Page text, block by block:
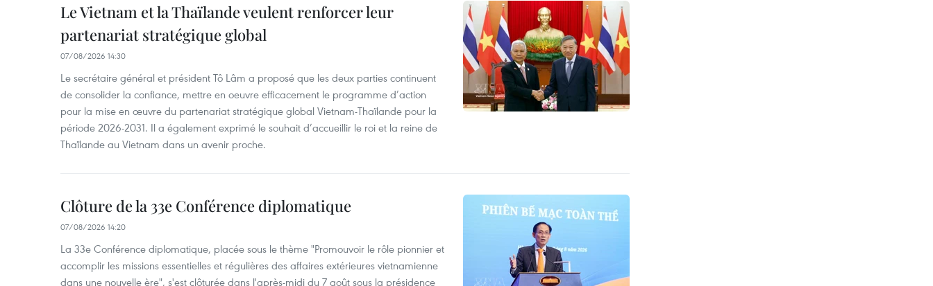
Le Vietnam et la Thaïlande veulent renforcer leur
partenariat stratégique global
07/08/2026 14:30
Le secrétaire général et président Tô Lâm a proposé que les deux parties continuent
de consolider la confiance, mettre en oeuvre efficacement le programme d’action
pour la mise en œuvre du partenariat stratégique global Vietnam-Thaïlande pour la
période 2026-2031. Il a également exprimé le souhait d’accueillir le roi et la reine de
Thaïlande au Vietnam dans un avenir proche.
Clôture de la 33e Conférence diplomatique
07/08/2026 14:20
La 33e Conférence diplomatique, placée sous le thème "Promouvoir le rôle pionnier et
accomplir les missions essentielles et régulières des affaires extérieures vietnamienne
dans une nouvelle ère", s'est clôturée dans l'après-midi du 7 août sous la présidence